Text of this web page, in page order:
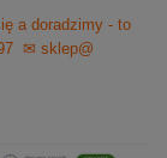
a doradzimy - to
✉ sklep@